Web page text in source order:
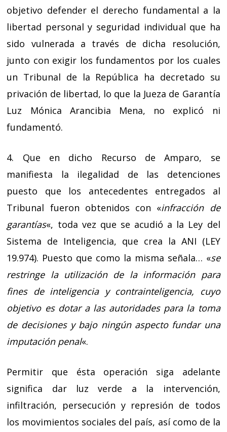
objetivo defender el derecho fundamental a la
libertad personal y seguridad individual que ha
sido vulnerada a través de dicha resolución,
junto con exigir los fundamentos por los cuales
un Tribunal de la República ha decretado su
privación de libertad, lo que la Jueza de Garantía
Luz Mónica Arancibia Mena, no explicó ni
fundamentó.
4. Que en dicho Recurso de Amparo, se
manifiesta la ilegalidad de las detenciones
puesto que los antecedentes entregados al
Tribunal fueron obtenidos con «infracción de
garantías«, toda vez que se acudió a la Ley del
Sistema de Inteligencia, que crea la ANI (LEY
19.974). Puesto que como la misma señala… «se
restringe la utilización de la información para
fines de inteligencia y contrainteligencia, cuyo
objetivo es dotar a las autoridades para la toma
de decisiones y bajo ningún aspecto fundar una
imputación penal«.
Permitir que ésta operación siga adelante
significa dar luz verde a la intervención,
infiltración, persecución y represión de todos
los movimientos sociales del país, así como de la